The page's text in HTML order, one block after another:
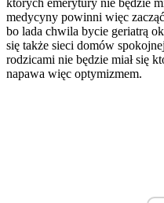
których emerytury nie będzie
medycyny powinni więc
bo lada chwila bycie geriatrą
się także sieci domów
rodzicami nie będzie miał się
napawa więc optymizmem.